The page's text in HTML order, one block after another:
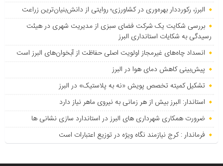
البرز، رکورددار بهره‌وری در کشاورزی؛ روایتی از دانش‌بنیان‌ترین زراعت
بررسی شکایت یک شرکت فضای سبزی از مدیریت شهری در هیئت
رسیدگی به شکایات استانداری البرز
انسداد چاه‌های غیرمجاز اولویت اصلی حفاظت از آبخوان‌های البرز است
پیش‌بینی کاهش دمای هوا در البرز
تشکیل کمیته تخصص پویش «نه به پلاستیک» در البرز
استاندار: البرز بیش از هر زمانی به نیروی ماهر نیاز دارد
ضرورت همکاری شهرداری های البرز در استاندارد سازی نشانی ها
فرماندار : کرج نیازمند نگاه ویژه در توزیع اعتبارات است